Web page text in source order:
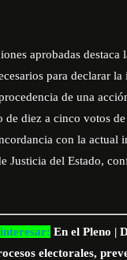
aprobadas destaca
para declarar
de una
de diez a cinco votos
con la actual
Justicia del Estado,
En el Pleno |
electorales,